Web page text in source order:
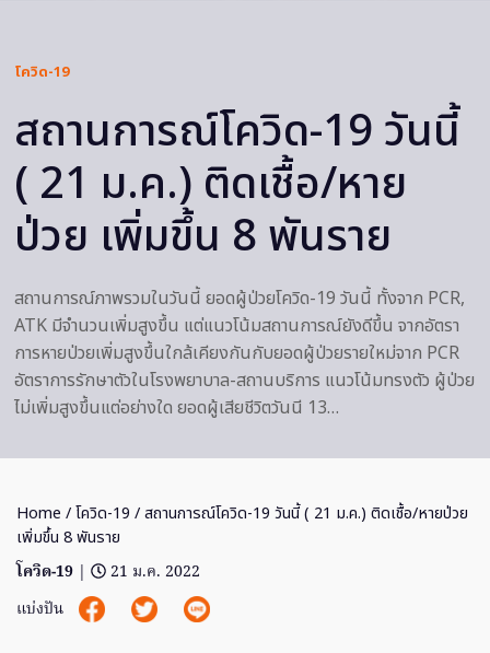
โควิด-19
สถานการณ์โควิด-19 วันนี้
( 21 ม.ค.) ติดเชื้อ/หาย
ป่วย เพิ่มขึ้น 8 พันราย
สถานการณ์ภาพรวมในวันนี้ ยอดผู้ป่วยโควิด-19 วันนี้ ทั้งจาก PCR,
ATK มีจำนวนเพิ่มสูงขึ้น แต่แนวโน้มสถานการณ์ยังดีขึ้น จากอัตรา
การหายป่วยเพิ่มสูงขึ้นใกล้เคียงกันกับยอดผู้ป่วยรายใหม่จาก PCR
อัตราการรักษาตัวในโรงพยาบาล-สถานบริการ แนวโน้มทรงตัว ผู้ป่วย
ไม่เพิ่มสูงขึ้นแต่อย่างใด ยอดผู้เสียชีวิตวันนี 13…
Home /โควิด-19 / สถานการณ์โควิด-19 วันนี้ ( 21 ม.ค.) ติดเชื้อ/หายป่วย
เพิ่มขึ้น 8 พันราย
โควิด-19 |
21 ม.ค. 2022
แบ่งปัน